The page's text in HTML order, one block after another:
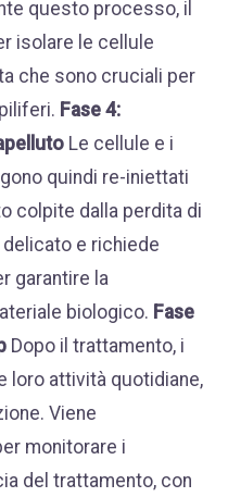
questo processo, il
isolare le cellule
che sono cruciali per
Fase 4:
Le cellule e i
quindi re-iniettati
colpite dalla perdita di
e richiede
garantire la
biologico. Fase
Dopo il trattamento, i
loro attività quotidiane,
Viene
monitorare i
del trattamento, con